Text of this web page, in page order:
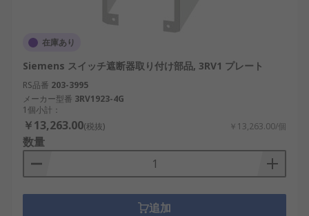
在庫あり
Siemens スイッチ遮断器取り付け部品, 3RV1 プレート
RS品番 203-3995
メーカー型番 3RV1923-4G
1個小計：
￥13,263.00(税抜) ￥13,263.00/個
数量
追加